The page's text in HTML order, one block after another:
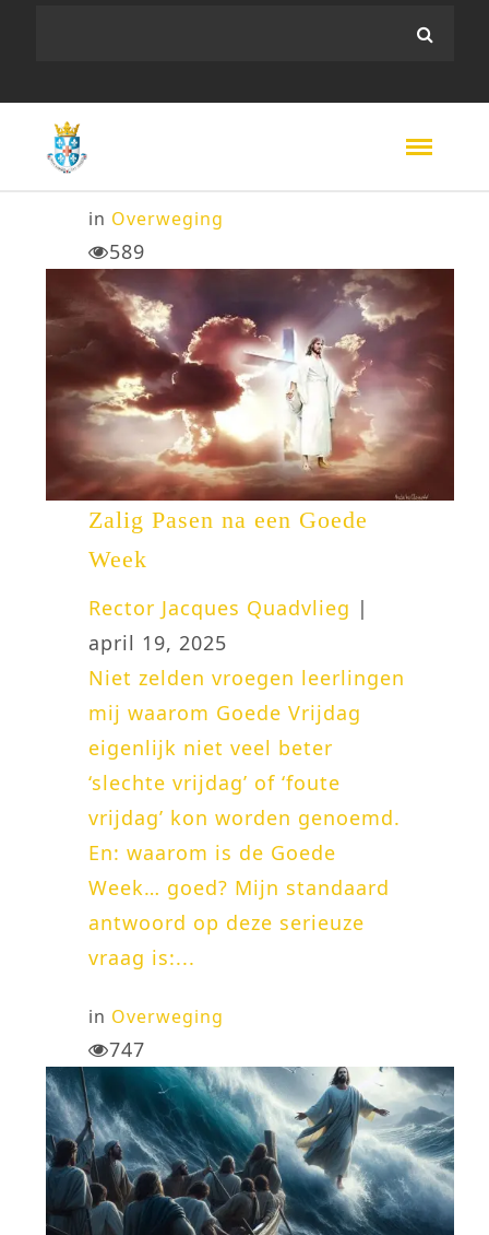
in Overweging
589
Zalig Pasen na een Goede
Week
Rector Jacques Quadvlieg |
april 19, 2025
Niet zelden vroegen leerlingen
mij waarom Goede Vrijdag
eigenlijk niet veel beter
‘slechte vrijdag’ of ‘foute
vrijdag’ kon worden genoemd.
En: waarom is de Goede
Week… goed? Mijn standaard
antwoord op deze serieuze
vraag is:...
in Overweging
747